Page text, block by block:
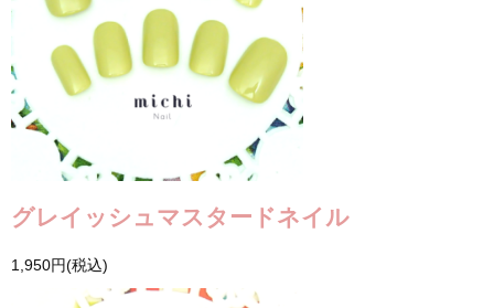
グレイッシュマスタードネイル
1,950円(税込)